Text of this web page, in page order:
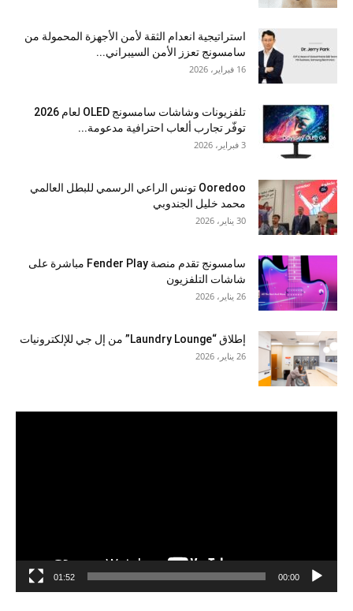
استراتيجية انعدام الثقة لأمن الأجهزة المحمولة من
سامسونج تعزز الأمن السيبراني...
16 فبراير، 2026
تلفزيونات وشاشات سامسونج OLED لعام 2026
توفّر تجارب ألعاب احترافية مدعومة...
3 فبراير، 2026
Ooredoo تونس الراعي الرسمي للبطل العالمي
محمد خليل الجندوبي
30 يناير، 2026
سامسونج تقدم منصة Fender Play مباشرة على
شاشات التلفزيون
26 يناير، 2026
إطلاق “Laundry Lounge” من إل جي للإلكترونيات
26 يناير، 2026
00:00
01:52